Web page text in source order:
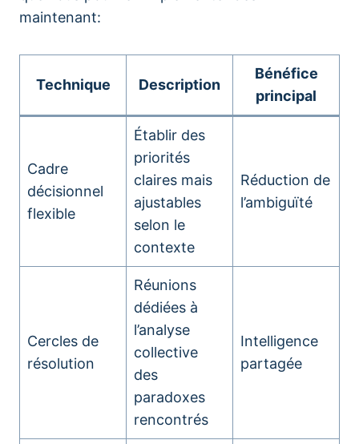
maintenant:
Technique Description
Bénéfice
principal
Cadre
décisionnel
flexible
Établir des
priorités
claires mais
ajustables
selon le
contexte
Réduction de
l’ambiguïté
Cercles de
résolution
Réunions
dédiées à
l’analyse
collective
des
paradoxes
rencontrés
Intelligence
partagée